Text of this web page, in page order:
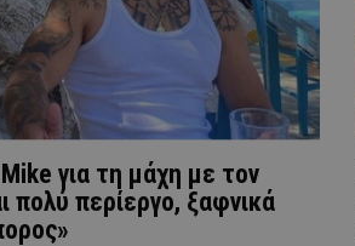
Mike για τη μάχη με τον
πολύ περίεργο, ξαφνικά